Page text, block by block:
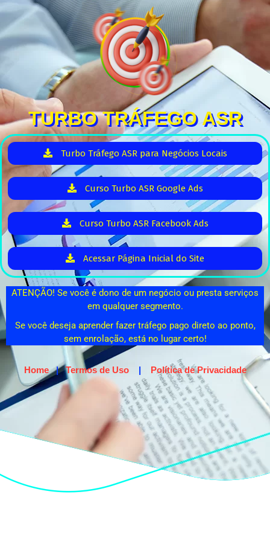
TURBO TRÁFEGO ASR
Turbo Tráfego ASR para Negócios Locais
Curso Turbo ASR Google Ads
Curso Turbo ASR Facebook Ads
Acessar Página Inicial do Site
ATENÇÃO! Se você é dono de um negócio ou presta serviços
em qualquer segmento.
Se você deseja aprender fazer tráfego pago direto ao ponto,
sem enrolação, está no lugar certo!
Home|Termos de Uso| Política de Privacidade